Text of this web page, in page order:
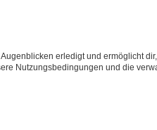
erledigt und ermöglicht
Nutzungsbedingungen und die